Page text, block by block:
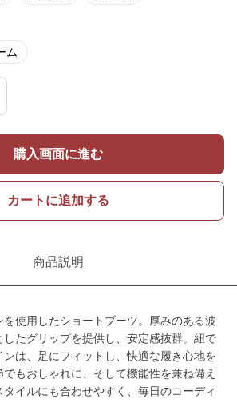
ム
購入画面に進む
カートに追加する
商品説明
使用したショートブーツ。厚みのある波
たグリップを提供し、安定感抜群。紐で
は、足にフィットし、快適な履き心地を
もおしゃれに、そして機能性を兼ね備え
イルにも合わせやすく、毎日のコーディ